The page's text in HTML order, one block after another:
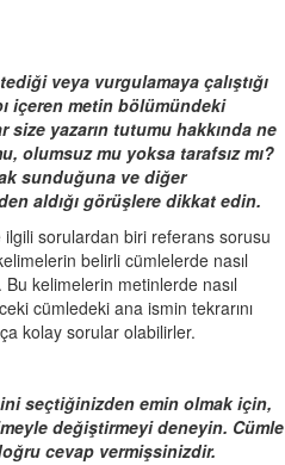
veya vurgulamaya çalıştığı
içeren metin bölümündeki
size yazarın tutumu hakkında ne
olumsuz mu yoksa tarafsız mı?
sunduğuna ve diğer
aldığı görüşlere dikkat edin.
sorulardan biri referans sorusu
belirli cümlelerde nasıl
Bu kelimelerin metinlerde nasıl
cümledeki ana ismin tekrarını
kolay sorular olabilirler.
seçtiğinizden emin olmak için,
değiştirmeyi deneyin. Cümle
cevap vermişsinizdir.